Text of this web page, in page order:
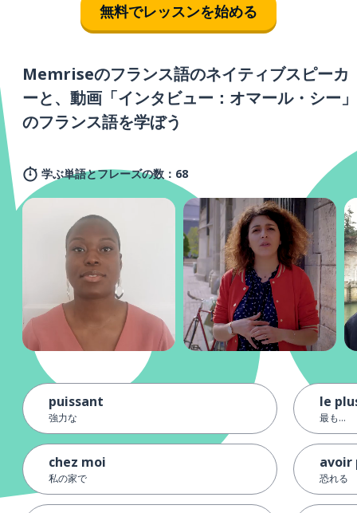
無料でレッスンを始める
Memriseのフランス語のネイティブスピーカ
ーと、動画「インタビュー：オマール・シー」
のフランス語を学ぼう
学ぶ単語とフレーズの数：68
puissant
強力な
chez moi
私の家で
le
最も...
avoir
恐れる